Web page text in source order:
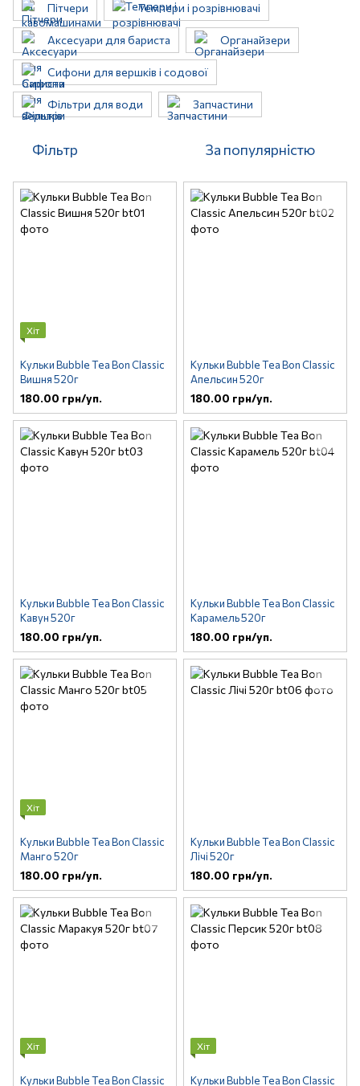
Пітчери Темпери і розрівнювачі
Аксесуари для бариста Органайзери
Сифони для вершків і содової
Фільтри для води Запчастини
Фільтр За популярністю
Хіт
Кульки Bubble Tea Bon Classic
Вишня 520г
180.00 грн/уп.
Кульки Bubble Tea Bon Classic
Апельсин 520г
180.00 грн/уп.
Кульки Bubble Tea Bon Classic
Кавун 520г
180.00 грн/уп.
Кульки Bubble Tea Bon Classic
Карамель 520г
180.00 грн/уп.
Хіт
Кульки Bubble Tea Bon Classic
Манго 520г
180.00 грн/уп.
Кульки Bubble Tea Bon Classic
Лічі 520г
180.00 грн/уп.
Хіт
Кульки Bubble Tea Bon Classic
Хіт
Кульки Bubble Tea Bon Classic